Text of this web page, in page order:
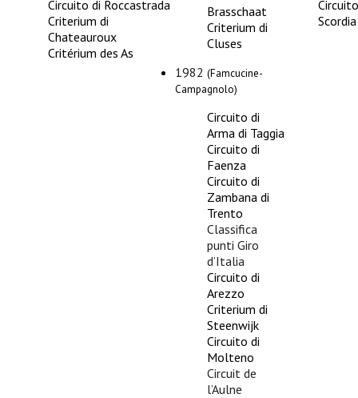
Circuito di Roccastrada
Criterium di
Chateauroux
Critérium des As
Brasschaat
Criterium di
Cluses
1982 (Famcucine-
Campagnolo)
Circuito di
Arma di Taggia
Circuito di
Faenza
Circuito di
Zambana di
Trento
Classifica
punti Giro
d’Italia
Circuito di
Arezzo
Criterium di
Steenwijk
Circuito di
Molteno
Circuit de
l’Aulne
Scordia